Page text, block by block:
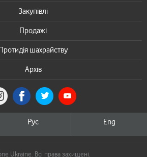
Закупівлі
Продажі
шахрайству
Архів
Рус Eng
Ukraine. Всі права захищені.